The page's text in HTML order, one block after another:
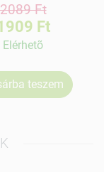
2089 Ft
Ft
Elérhetõ
teszem